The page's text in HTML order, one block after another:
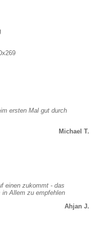
ersten Mal gut durch
Michael T.
einen zukommt - das
Allem zu empfehlen
Ahjan J.